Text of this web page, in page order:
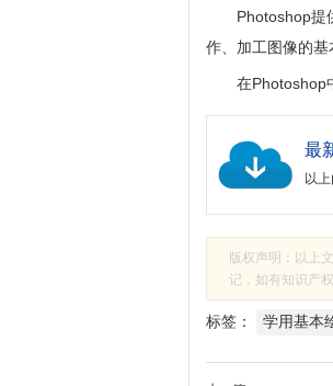
Photoshop提
作、加工图像的基
在Photoshop
以
版权声明：以上
记，如有知识产
标签： 学用基本